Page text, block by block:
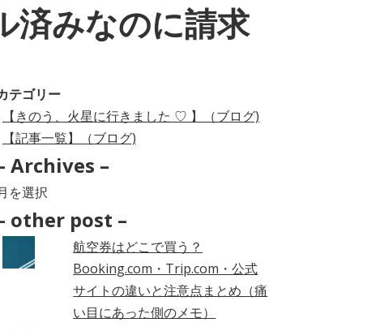
済みなのに請求
テゴリー
【きのう、火星に行きました ♡ 】（ブログ)
【記事一覧】（ブログ)
Archives –
Archives
other post –
航空券はどこで買う？
Booking.com・Trip.com・公式
サイトの違いと注意点まとめ（痛
い目にあった側のメモ）